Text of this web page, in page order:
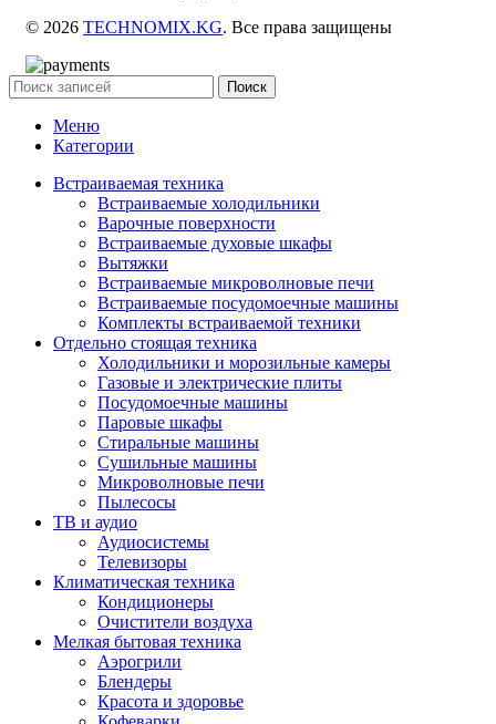
© 2026 TECHNOMIX.KG. Все права защищены
Поиск
Меню
Категории
Встраиваемая техника
Встраиваемые холодильники
Варочные поверхности
Встраиваемые духовые шкафы
Вытяжки
Встраиваемые микроволновые печи
Встраиваемые посудомоечные машины
Комплекты встраиваемой техники
Отдельно стоящая техника
Холодильники и морозильные камеры
Газовые и электрические плиты
Посудомоечные машины
Паровые шкафы
Стиральные машины
Сушильные машины
Микроволновые печи
Пылесосы
ТВ и аудио
Аудиосистемы
Телевизоры
Климатическая техника
Кондиционеры
Очистители воздуха
Мелкая бытовая техника
Аэрогрили
Блендеры
Красота и здоровье